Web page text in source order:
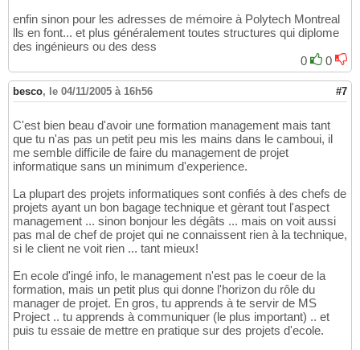
enfin sinon pour les adresses de mémoire à Polytech Montreal
lls en font... et plus généralement toutes structures qui diplome
des ingénieurs ou des dess
0
0
besco, le 04/11/2005 à 16h56 #7
C'est bien beau d'avoir une formation management mais tant
que tu n'as pas un petit peu mis les mains dans le camboui, il
me semble difficile de faire du management de projet
informatique sans un minimum d'experience.
La plupart des projets informatiques sont confiés à des chefs de
projets ayant un bon bagage technique et gèrant tout l'aspect
management ... sinon bonjour les dégâts ... mais on voit aussi
pas mal de chef de projet qui ne connaissent rien à la technique,
si le client ne voit rien ... tant mieux!
En ecole d'ingé info, le management n'est pas le coeur de la
formation, mais un petit plus qui donne l'horizon du rôle du
manager de projet. En gros, tu apprends à te servir de MS
Project .. tu apprends à communiquer (le plus important) .. et
puis tu essaie de mettre en pratique sur des projets d'ecole.